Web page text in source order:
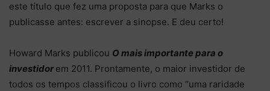
este título que fez uma proposta para que Marks o
publicasse antes: escrever a sinopse. E deu certo!
Howard Marks publicou O mais importante para o
investidorem 2011. Prontamente, o maior investidor de
todos os tempos classificou o livro como “uma raridade